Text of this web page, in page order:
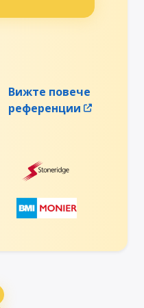
Вижте повече
референции